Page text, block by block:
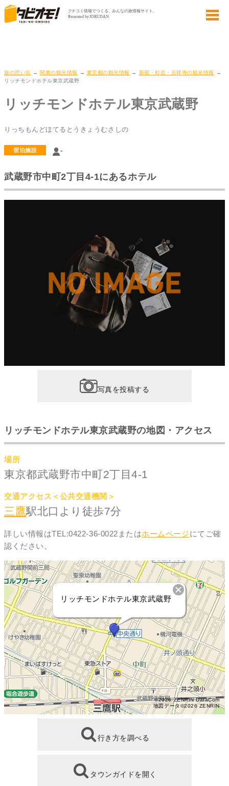
旅の思い出 → 関東の観光情報 → 東京都の観光情報 → 新宿・杉並・吉祥寺の観光情報
→
リッチモンドホテル東京武蔵野
リッチモンドホテル東京武蔵野
りっちもんどほてるとうきょうむさしの
宿泊施設 -
武蔵野市中町2丁目4-1にあるホテル
写真を投稿する
リッチモンドホテル東京武蔵野の地図・アクセス
場所
東京都武蔵野市中町2丁目4-1
交通アクセス＜公共交通機関＞
三鷹駅北口より徒歩7分
詳しい情報はTEL:0422-36-0022またはホームページにてご確
認ください。
リッチモンドホテル東京武蔵野
©2026 ZENRIN DataCom
地図データ©2026 ZENRIN
行き方を調べる
タウンガイドを開く